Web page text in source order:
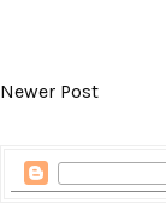
Newer Post